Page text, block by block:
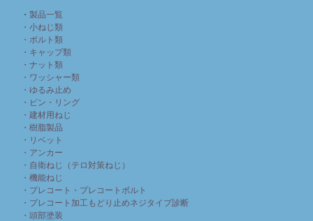
・ 製品一覧
・小ねじ類
・ボルト類
・キャップ類
・ナット類
・ワッシャー類
・ゆるみ止め
・ピン・リング
・建材用ねじ
・樹脂製品
・リベット
・アンカー
・自衛ねじ（テロ対策ねじ）
・機能ねじ
・プレコート・プレコートボルト
・プレコート加工もどり止めネジタイプ診断
・頭部塗装